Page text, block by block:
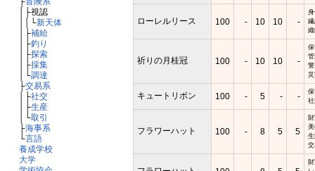
│├視認
││└新天体
│├補給
│├釣り
│├探索
│├採集
│└調達
├交易系
│├社交
│├生産
│└取引
├海事系
└言語
養成学校
大学
ローレルリース 100 - 10 10 -
祈りの月桂冠 100 - 10 10 -
キュートリボン 100 - 5 - -
フラワーハット 100 - 8 5 5